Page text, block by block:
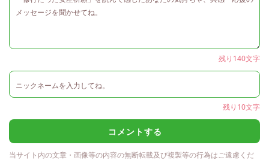
残り140文字
残り10文字
コメントする
当サイト内の文章・画像等の内容の無断転載及び複製等の行為はご遠慮くだ